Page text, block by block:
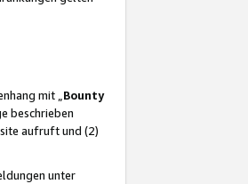
mit „ Bounty
beschrieben
aufruft und (2)
unter